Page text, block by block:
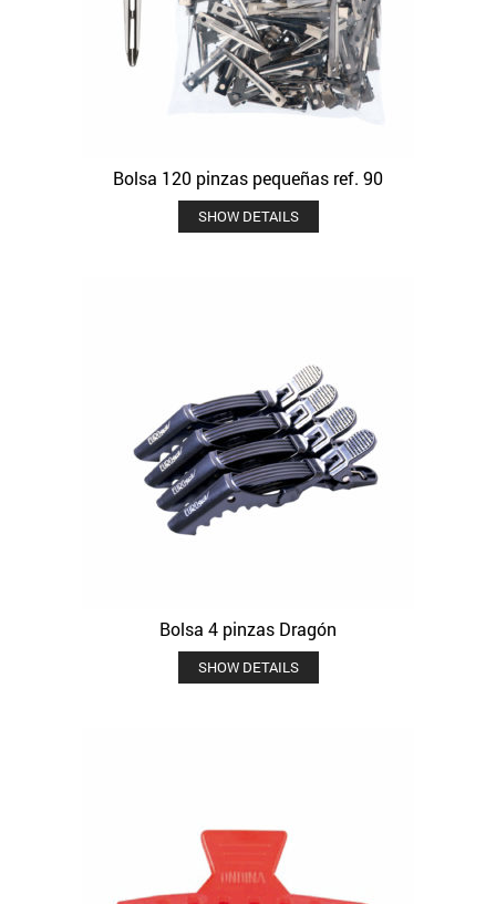
Bolsa 120 pinzas pequeñas ref. 90
SHOW DETAILS
Bolsa 4 pinzas Dragón
SHOW DETAILS